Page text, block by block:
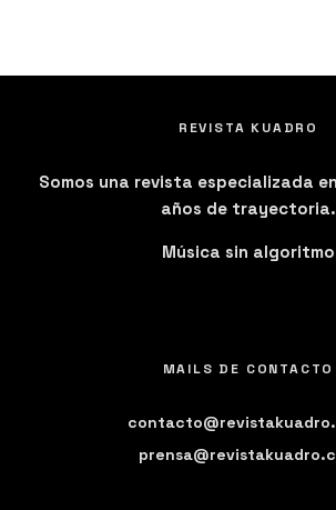
REVISTA KUADRO
Somos una revista especializada
años de trayectoria.
Música sin algoritmo
MAILS DE CONTACTO